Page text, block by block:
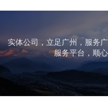
其他人的
数...
实体公司，立足广州，服务
服务平台，顺